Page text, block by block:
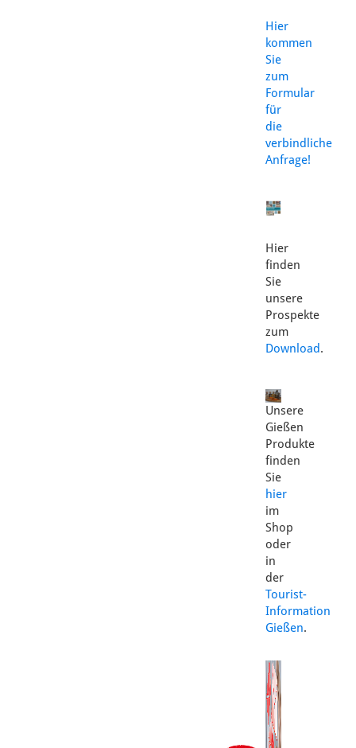
Hier
kommen
Sie
zum
Formular
für
die
verbindliche
Anfrage!
Hier
finden
Sie
unsere
Prospekte
zum
Download.
Unsere
Gießen
Produkte
finden
Sie
hier
im
Shop
oder
in
der
Tourist-
Information
Gießen.